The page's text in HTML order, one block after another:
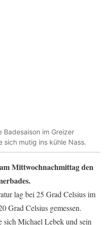
im Greizer
sich mutig ins kühle Nass.
Mittwochnachmittag den
lag bei 25 Grad Celsius im
Grad Celsius gemessen.
sich Michael Lebek und sein